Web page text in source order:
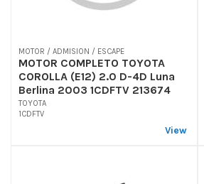
MOTOR / ADMISION / ESCAPE
MOTOR COMPLETO TOYOTA
COROLLA (E12) 2.0 D-4D Luna
Berlina 2003 1CDFTV 213674
TOYOTA
1CDFTV
View